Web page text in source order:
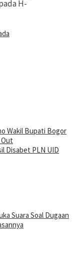
H-
Wakil Bupati Bogor
Out
Disabet PLN UID
Suara Soal Dugaan